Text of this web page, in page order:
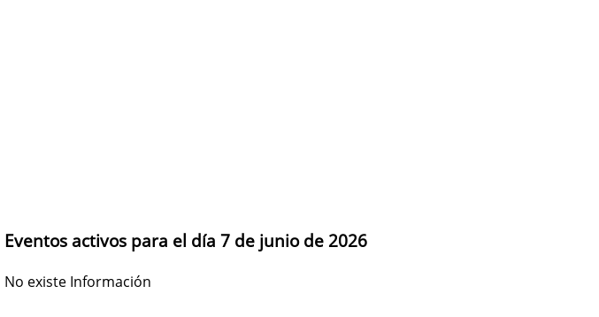
Eventos activos para el día 7 de junio de 2026
No existe Información